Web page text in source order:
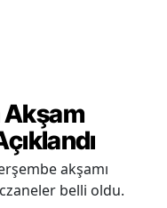
akşamı
belli oldu.